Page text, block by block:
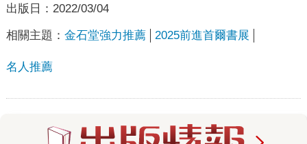
出版日： 2022/03/04
相關主題： 金石堂強力推薦 2025前進首爾書展
名人推薦